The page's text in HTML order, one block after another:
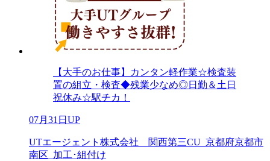
【大手のお仕事】カンタン軽作業☆検査装
置の組立・検査◆残業少なめ◎日勤＆土日
祝休み☆駅チカ！
07月31日UP
UTエージェント株式会社 関西第三CU_京都府京都市
南区_加工･組付け